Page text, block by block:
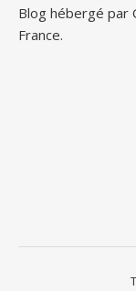
Blog hébergé par
France.